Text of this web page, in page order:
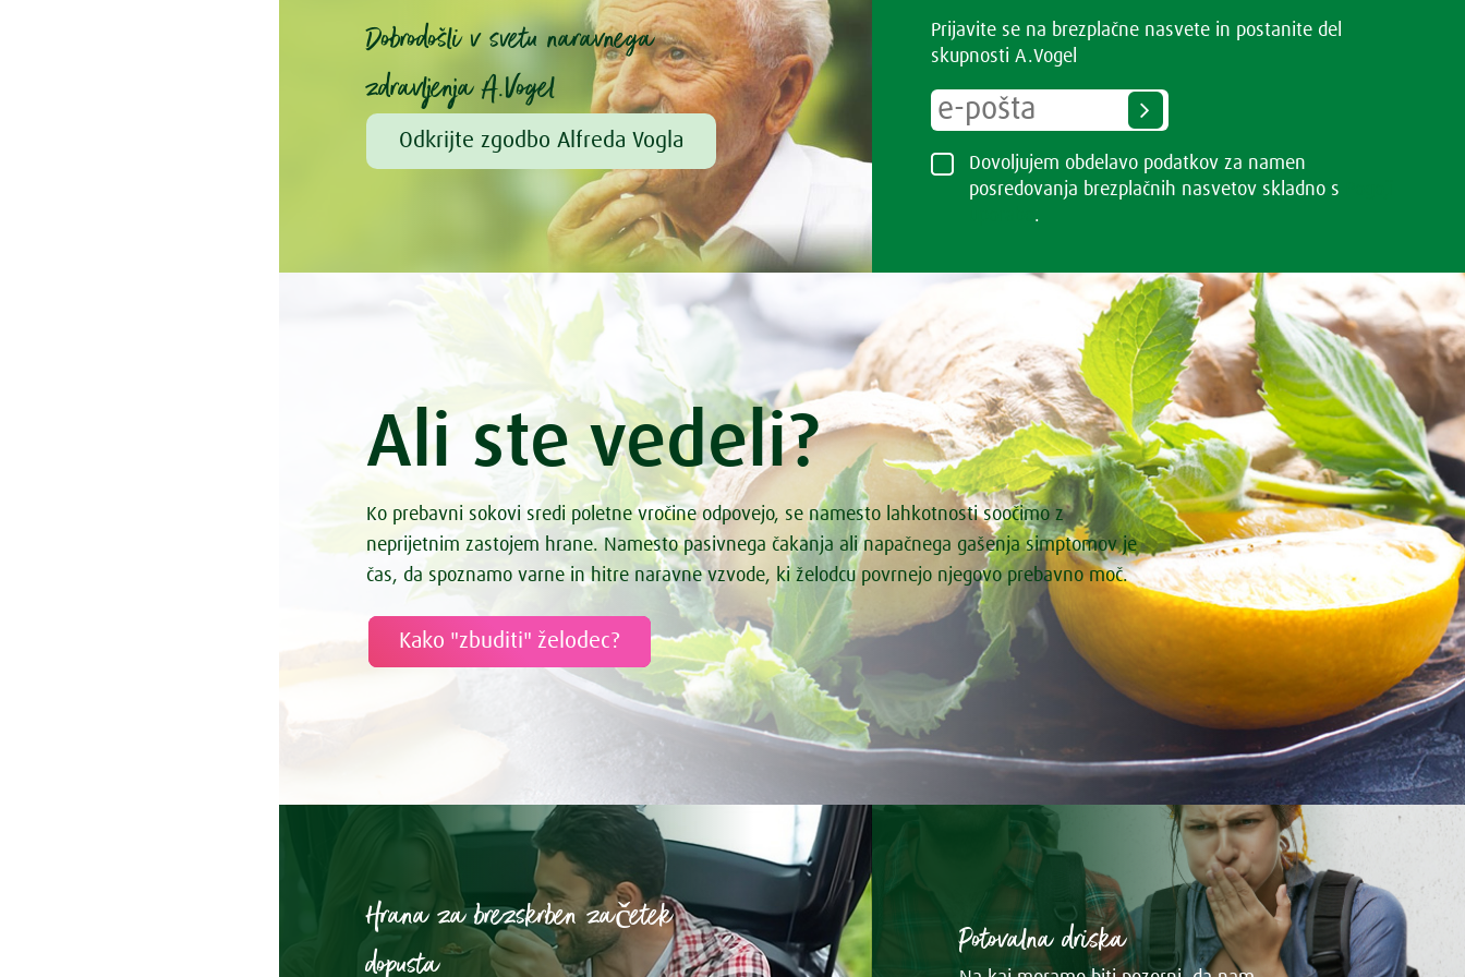
Dobrodošli v svetu naravnega
zdravljenja A.Vogel
Odkrijte zgodbo Alfreda Vogla
Prijavite se na brezplačne nasvete in postanite del
skupnosti A.Vogel
Dovoljujem obdelavo podatkov za namen
posredovanja brezplačnih nasvetov skladno s
.
Ali ste vedeli?
Ko prebavni sokovi sredi poletne vročine odpovejo, se namesto lahkotnosti soočimo z
neprijetnim zastojem hrane. Namesto pasivnega čakanja ali napačnega gašenja simptomov je
čas, da spoznamo varne in hitre naravne vzvode, ki želodcu povrnejo njegovo prebavno moč.
Kako "zbuditi" želodec?
Hrana za brezskrben začetek
dopusta
Potovalna driska